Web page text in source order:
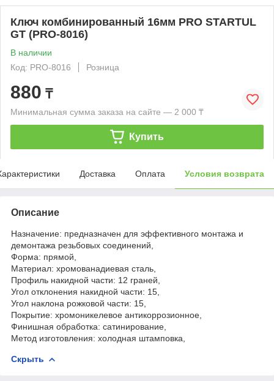
Ключ комбинированный 16мм PRO STARTUL
GT (PRO-8016)
В наличии
Код: PRO-8016
Розница
880 ₸
Минимальная сумма заказа на сайте — 2 000 ₸
Купить
Доставка Оплата Условия возврата
Описание
Назначение: предназначен для эффективного монтажа и
демонтажа резьбовых соединений,
Форма: прямой,
Материал: хромованадиевая сталь,
Профиль накидной части: 12 граней,
Угол отклонения накидной части: 15,
Угол наклона рожковой части: 15,
Покрытие: хромоникелевое антикоррозионное,
Финишная обработка: сатинирование,
Метод изготовления: холодная штамповка,
Скрыть